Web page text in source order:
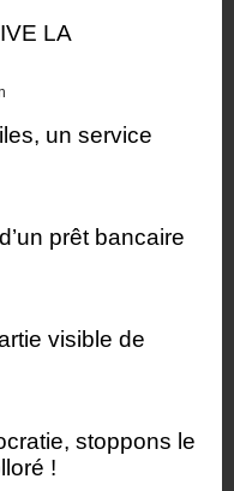
LA
un service
prêt bancaire
visible de
stoppons le
!